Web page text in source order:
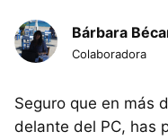
Bárbara
Colaboradora
Seguro que en más
delante del PC, has